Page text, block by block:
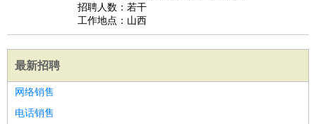
招聘人数：若干
工作地点：山西
最新招聘
网络销售
电话销售